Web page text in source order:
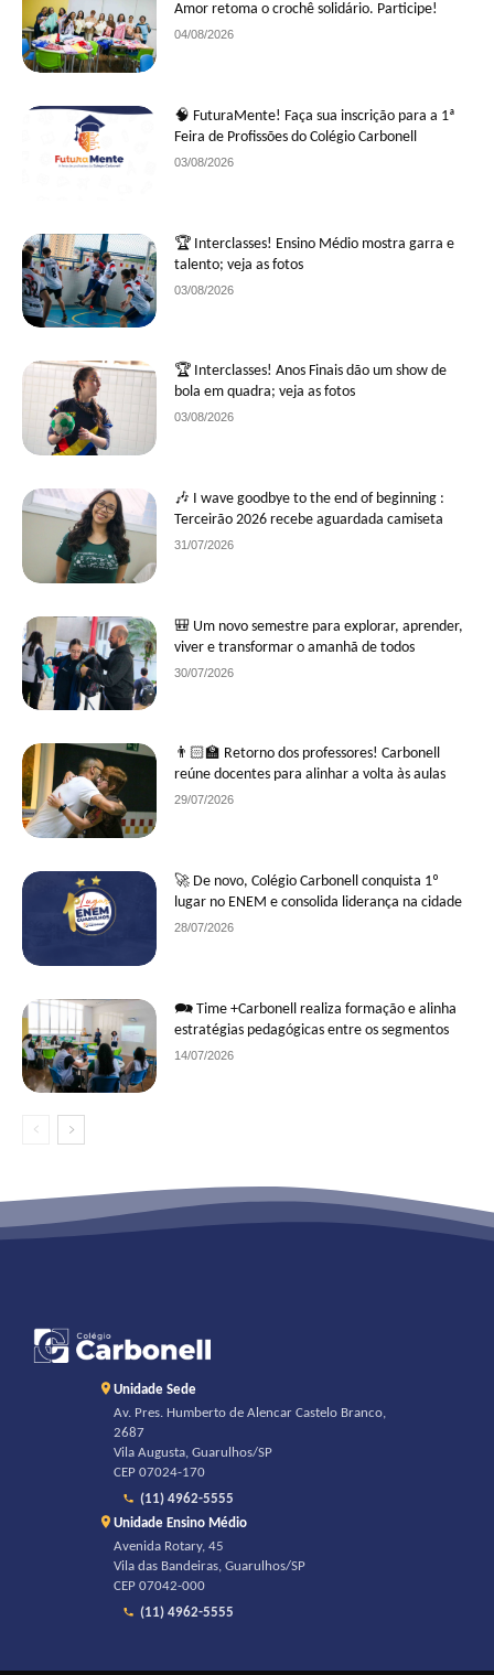
Amor retoma o crochê solidário. Participe!
04/08/2026
🧠 FuturaMente! Faça sua inscrição para a 1ª
Feira de Profissões do Colégio Carbonell
03/08/2026
🏆 Interclasses! Ensino Médio mostra garra e
talento; veja as fotos
03/08/2026
🏆 Interclasses! Anos Finais dão um show de
bola em quadra; veja as fotos
03/08/2026
🎶 I wave goodbye to the end of beginning :
Terceirão 2026 recebe aguardada camiseta
31/07/2026
🎒 Um novo semestre para explorar, aprender,
viver e transformar o amanhã de todos
30/07/2026
👨🏻‍🏫 Retorno dos professores! Carbonell
reúne docentes para alinhar a volta às aulas
29/07/2026
🚀 De novo, Colégio Carbonell conquista 1º
lugar no ENEM e consolida liderança na cidade
28/07/2026
🗪 Time +Carbonell realiza formação e alinha
estratégias pedagógicas entre os segmentos
14/07/2026
Unidade Sede
Av. Pres. Humberto de Alencar Castelo Branco,
2687
Vila Augusta, Guarulhos/SP
CEP 07024-170
(11) 4962-5555
Unidade Ensino Médio
Avenida Rotary, 45
Vila das Bandeiras, Guarulhos/SP
CEP 07042-000
(11) 4962-5555